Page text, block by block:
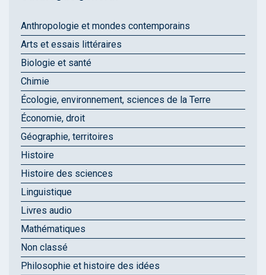
Anthropologie et mondes contemporains
Arts et essais littéraires
Biologie et santé
Chimie
Écologie, environnement, sciences de la Terre
Économie, droit
Géographie, territoires
Histoire
Histoire des sciences
Linguistique
Livres audio
Mathématiques
Non classé
Philosophie et histoire des idées